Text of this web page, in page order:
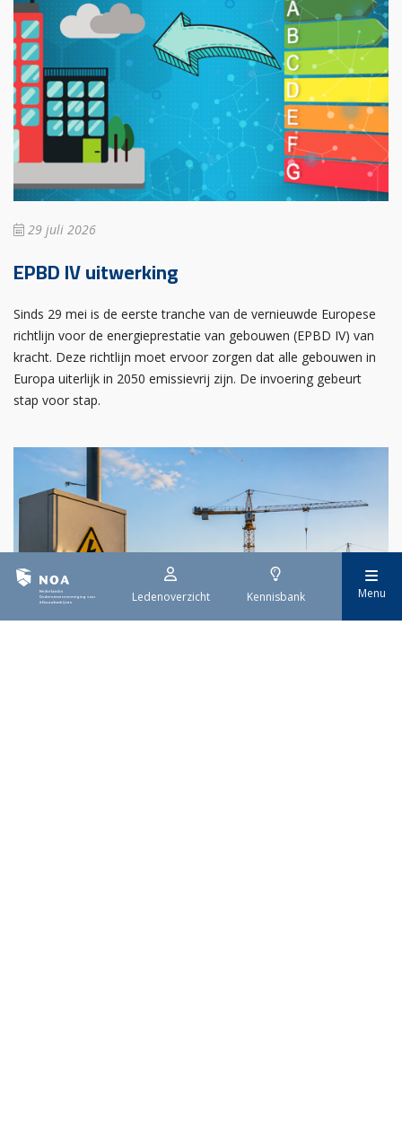
Ledenoverzicht Kennisbank Menu
29 juli 2026
EPBD IV uitwerking
Sinds 29 mei is de eerste tranche van de vernieuwde Europese
richtlijn voor de energieprestatie van gebouwen (EPBD IV) van
kracht. Deze richtlijn moet ervoor zorgen dat alle gebouwen in
Europa uiterlijk in 2050 emissievrij zijn. De invoering gebeurt
stap voor stap.